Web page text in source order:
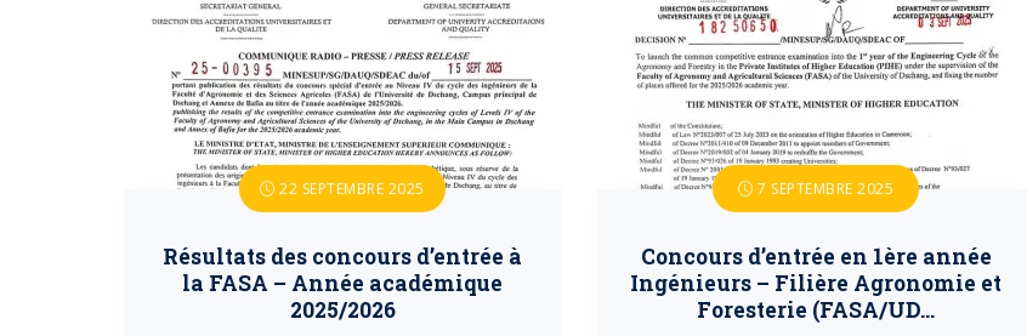
22 SEPTEMBRE 2025
Résultats des concours d’entrée à
la FASA – Année académique
2025/2026
7 SEPTEMBRE 2025
Concours d’entrée en 1ère année
Ingénieurs – Filière Agronomie et
Foresterie (FASA/UD…